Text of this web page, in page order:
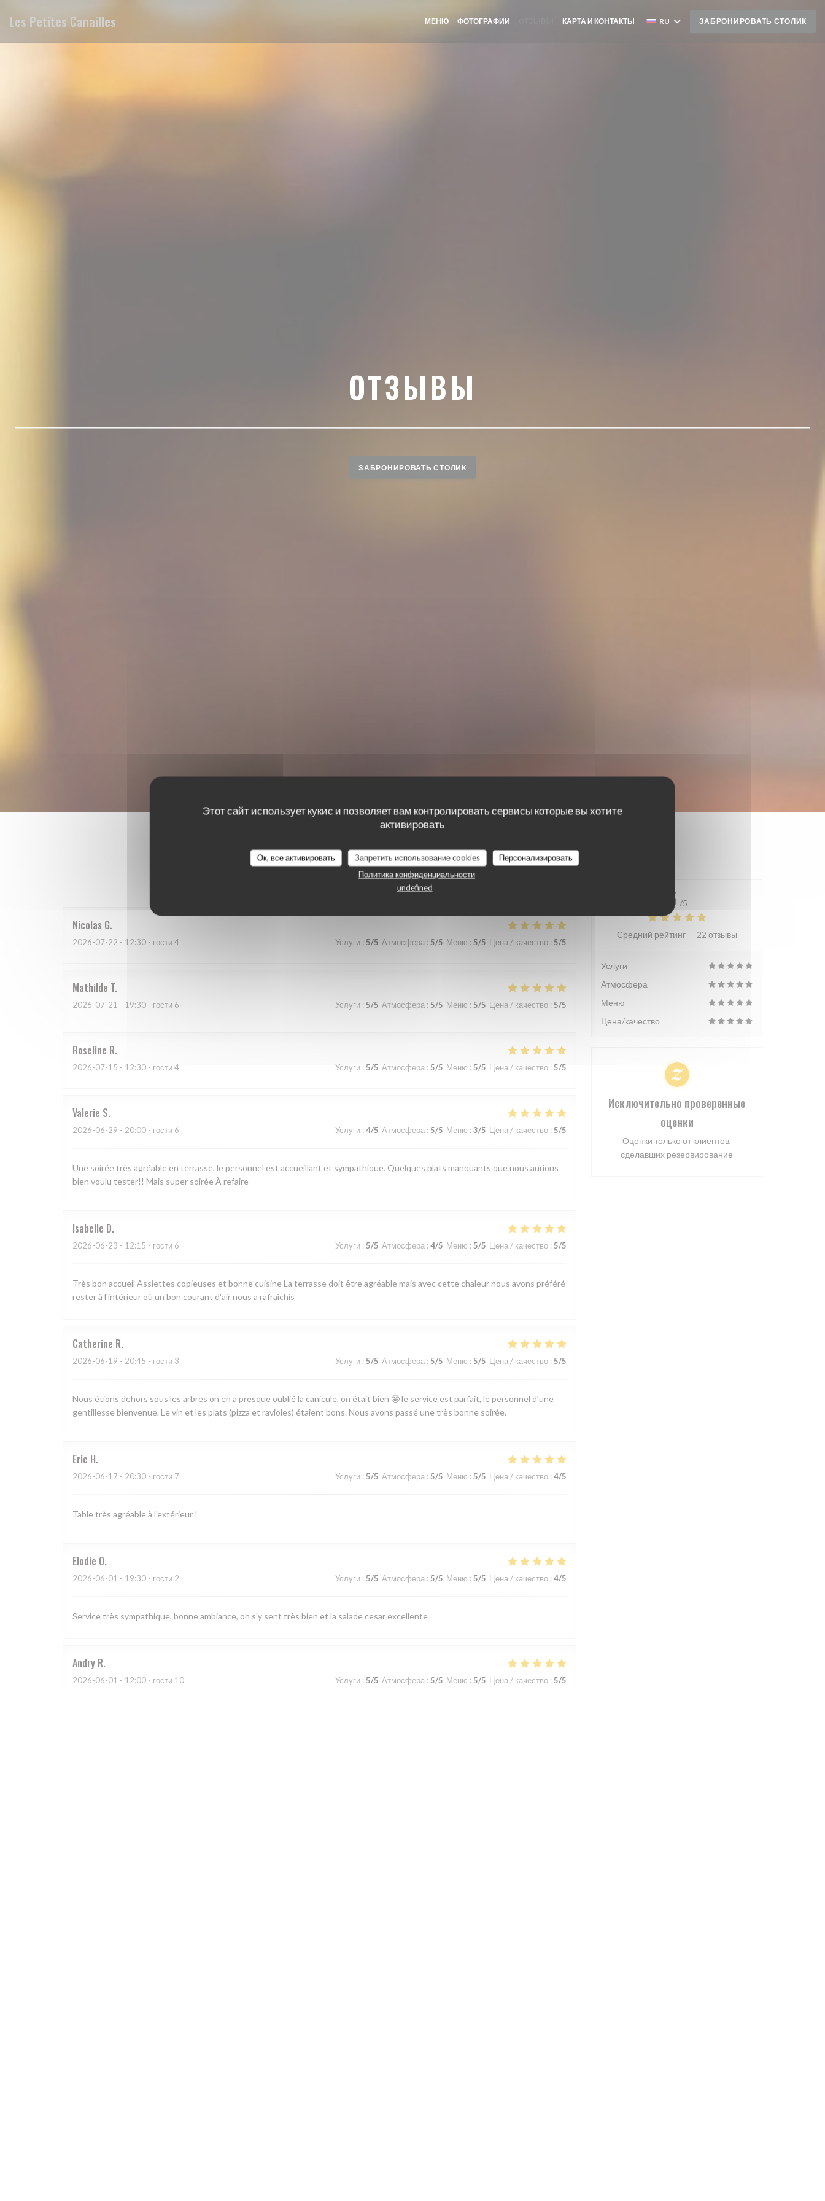
Этот сайт использует кукис и позволяет вам контролировать сервисы которые вы хотите
активировать
Ок, все активировать Запретить использование cookies
Персонализировать
Политика конфиденциальности
undefined
Les Petites Canailles МЕНЮ ФОТОГРАФИИ КАРТА И КОНТАКТЫ RU ЗАБРОНИРОВАТЬ СТОЛИК
ОТЗЫВЫ
ЗАБРОНИРОВАТЬ СТОЛИК
Оценки наших посетителей
Nicolas G
2026-07-22 - 12:30 - гости 4 Услуги : 5/5 Атмосфера : 5/5 Меню : 5/5 Цена / качество : 5/5
Mathilde T
2026-07-21 - 19:30 - гости 6 Услуги : 5/5 Атмосфера : 5/5 Меню : 5/5 Цена / качество : 5/5
Roseline R
2026-07-15 - 12:30 - гости 4 Услуги : 5/5 Атмосфера : 5/5 Меню : 5/5 Цена / качество : 5/5
Valerie S
2026-06-29 - 20:00 - гости 6 Услуги : 4/5 Атмосфера : 5/5 Меню : 3/5 Цена / качество : 5/5
Une soirée très agréable en terrasse, le personnel est accueillant et sympathique. Quelques plats manquants que nous aurions
bien voulu tester!! Mais super soirée À refaire
Isabelle D
2026-06-23 - 12:15 - гости 6 Услуги : 5/5 Атмосфера : 4/5 Меню : 5/5 Цена / качество : 5/5
Très bon accueil Assiettes copieuses et bonne cuisine La terrasse doit être agréable mais avec cette chaleur nous avons préféré
rester à l'intérieur où un bon courant d'air nous a rafraîchis
Catherine R
2026-06-19 - 20:45 - гости 3 Услуги : 5/5 Атмосфера : 5/5 Меню : 5/5 Цена / качество : 5/5
Nous étions dehors sous les arbres on en a presque oublié la canicule, on était bien 🤩 le service est parfait, le personnel d’une
gentillesse bienvenue. Le vin et les plats (pizza et ravioles) étaient bons. Nous avons passé une très bonne soirée.
Eric H
2026-06-17 - 20:30 - гости 7 Услуги : 5/5 Атмосфера : 5/5 Меню : 5/5 Цена / качество : 4/5
Table très agréable à l'extérieur !
Elodie O
2026-06-01 - 19:30 - гости 2 Услуги : 5/5 Атмосфера : 5/5 Меню : 5/5 Цена / качество : 4/5
Service très sympathique, bonne ambiance, on s'y sent très bien et la salade cesar excellente
Andry R
2026-06-01 - 12:00 - гости 10 Услуги : 5/5 Атмосфера : 5/5 Меню : 5/5 Цена / качество : 5/5
5 /5
Средний рейтинг — 22 отзывы
Услуги
Атмосфера
Меню
Цена/качество
Исключительно проверенные
оценки
Оценки только от клиентов,
сделавших резервирование